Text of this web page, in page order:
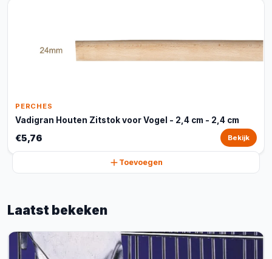
PERCHES
Vadigran Houten Zitstok voor Vogel - 2,4 cm - 2,4 cm
€5,76 Bekijk
Toevoegen
Laatst bekeken